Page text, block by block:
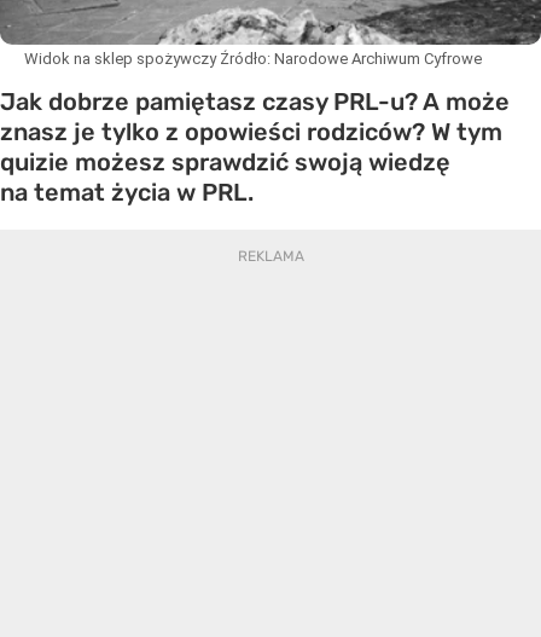
Widok na sklep spożywczy Źródło: Narodowe Archiwum Cyfrowe
Jak dobrze pamiętasz czasy PRL-u? A może
znasz je tylko z opowieści rodziców? W tym
quizie możesz sprawdzić swoją wiedzę
na temat życia w PRL.